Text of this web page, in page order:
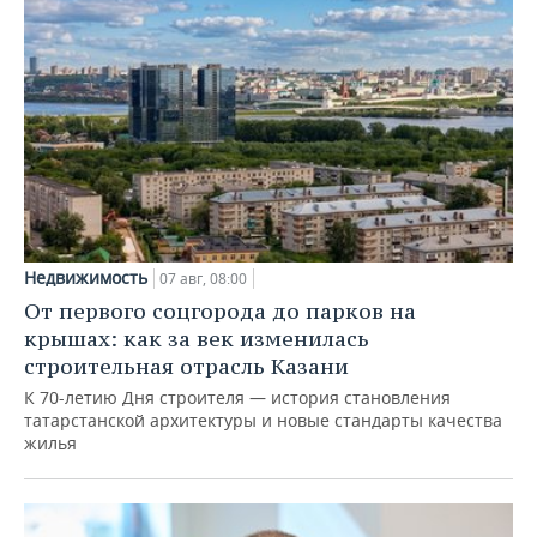
Недвижимость 07 авг, 08:00
От первого соцгорода до парков на
крышах: как за век изменилась
строительная отрасль Казани
К 70-летию Дня строителя — история становления
татарстанской архитектуры и новые стандарты качества
жилья